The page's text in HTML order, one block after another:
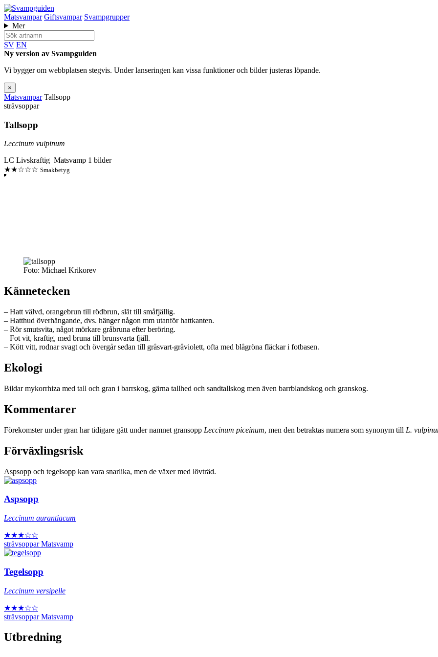
Matsvampar Giftsvampar Svampgrupper
Mer
SV EN
Ny version av Svampguiden
Vi bygger om webbplatsen stegvis. Under lanseringen kan vissa funktioner och bilder justeras löpande.
×
Matsvampar Tallsopp
strävsoppar
Tallsopp
Leccinum vulpinum
LC Livskraftig Matsvamp 1 bilder
★★☆☆☆ Smakbetyg
Foto: Michael Krikorev
Kännetecken
– Hatt välvd, orangebrun till rödbrun, slät till småfjällig.
– Hatthud överhängande, dvs. hänger någon mm utanför hattkanten.
– Rör smutsvita, något mörkare gråbruna efter beröring.
– Fot vit, kraftig, med bruna till brunsvarta fjäll.
– Kött vitt, rodnar svagt och övergår sedan till gråsvart-gråviolett, ofta med blågröna fläckar i fotbasen.
Ekologi
Bildar mykorrhiza med tall och gran i barrskog, gärna tallhed och sandtallskog men även barrblandskog och granskog.
Kommentarer
Förekomster under gran har tidigare gått under namnet gransopp Leccinum piceinum, men den betraktas numera som synonym till L.
Förväxlingsrisk
Aspsopp och tegelsopp kan vara snarlika, men de växer med lövträd.
Aspsopp
Leccinum aurantiacum
★★★☆☆
strävsoppar Matsvamp
Tegelsopp
Leccinum versipelle
★★★☆☆
strävsoppar Matsvamp
Utbredning